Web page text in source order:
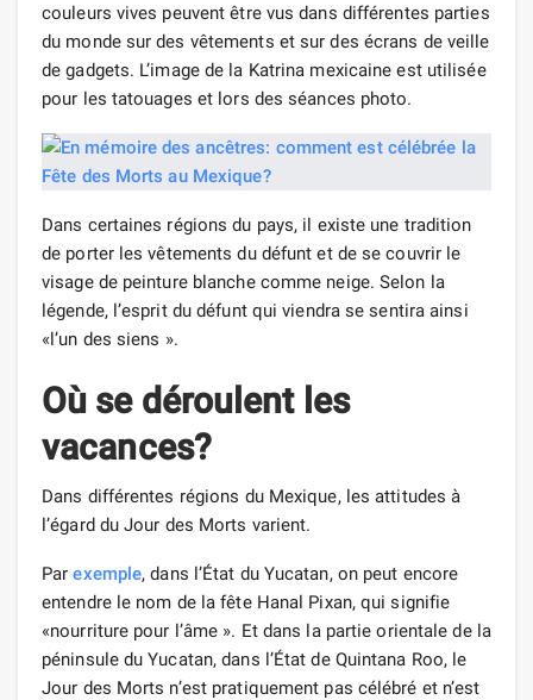
couleurs vives peuvent être vus dans différentes parties
du monde sur des vêtements et sur des écrans de veille
de gadgets. L’image de la Katrina mexicaine est utilisée
pour les tatouages ​​et lors des séances photo.
Dans certaines régions du pays, il existe une tradition
de porter les vêtements du défunt et de se couvrir le
visage de peinture blanche comme neige. Selon la
légende, l’esprit du défunt qui viendra se sentira ainsi
«l’un des siens ».
Où se déroulent les
vacances?
Dans différentes régions du Mexique, les attitudes à
l’égard du Jour des Morts varient.
Parexemple, dans l’État du Yucatan, on peut encore
entendre le nom de la fête Hanal Pixan, qui signifie
«nourriture pour l’âme ». Et dans la partie orientale de la
péninsule du Yucatan, dans l’État de Quintana Roo, le
Jour des Morts n’est pratiquement pas célébré et n’est